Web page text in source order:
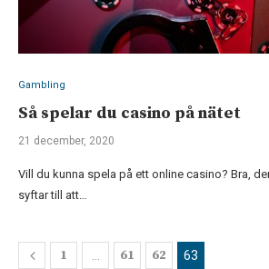
Gambling
Så spelar du casino på nätet
21 december, 2020
Vill du kunna spela på ett online casino? Bra,
syftar till att…
1 61 62 63